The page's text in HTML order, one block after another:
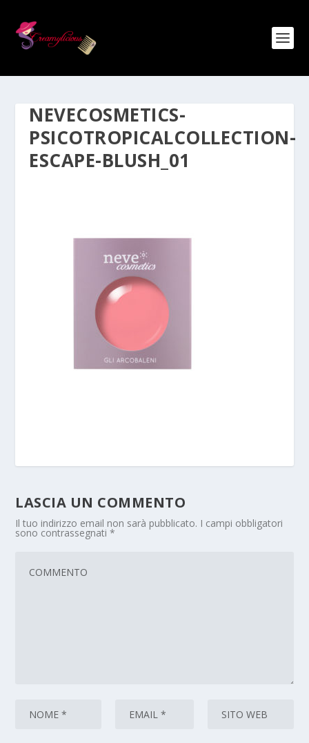
NEVECOSMETICS-
PSICOTROPICALCOLLECTION-
ESCAPE-BLUSH_01
LASCIA UN COMMENTO
Il tuo indirizzo email non sarà pubblicato. I campi obbligatori
sono contrassegnati*